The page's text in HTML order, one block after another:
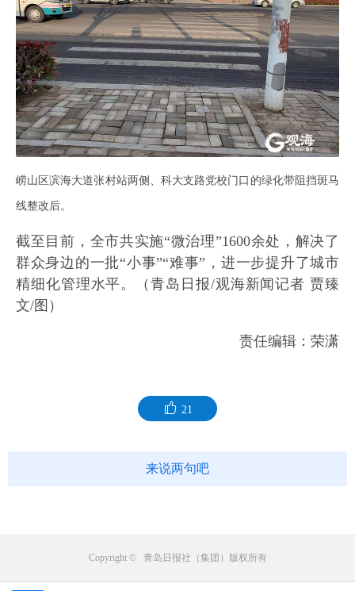
崂山区滨海大道张村站两侧、科大支路党校门口的绿化带阻挡斑马
线整改后。
截至目前，全市共实施“微治理”1600余处，解决了
群众身边的一批“小事”“难事”，进一步提升了城市
精细化管理水平。（青岛日报/观海新闻记者 贾臻
文/图）
责任编辑：荣潇
21
来说两句吧
Copyright © 青岛日报社（集团）版权所有